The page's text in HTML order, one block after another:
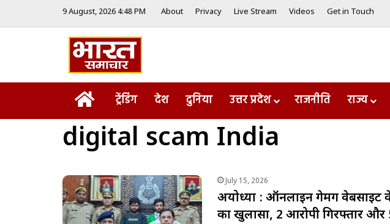
9 August, 2026 4:48 PM About Privacy Live Stream Videos Get in Touch
Homeट्रेंडिंग देश दुनिया उत्तर प्रदेश राजनीति राज्य
digital scam India
July 15, 2026
अयोध्या : ऑनलाइन गेमिंग वेबसाइट
का खुलासा, 2 आरोपी गिरफ्तार